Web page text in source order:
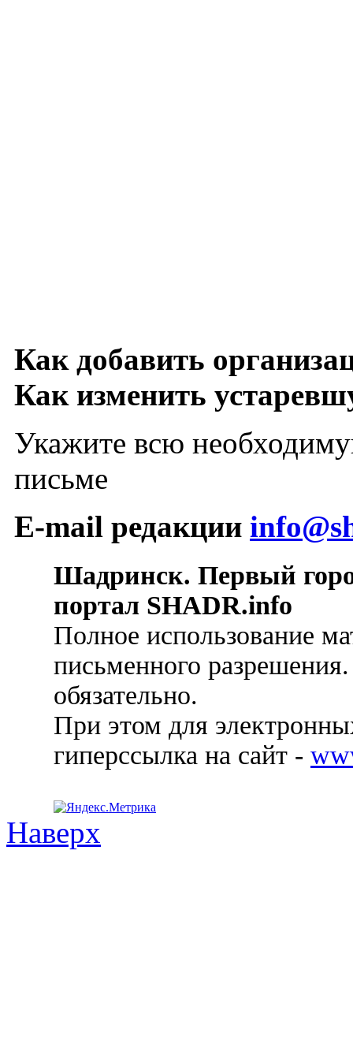
Как добавить
Как изменить
Укажите всю
письме
E-mail редакции
Шадринск. Первый
портал SHADR.info
Полное использование
письменного
обязательно.
При этом для
гиперссылка на сайт -
Наверх